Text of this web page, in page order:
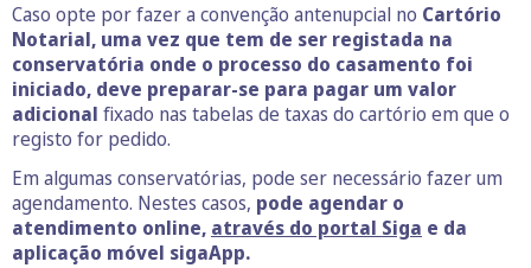
Caso opte por fazer a convenção antenupcial no Cartório
Notarial, uma vez que tem de ser registada na
conservatória onde o processo do casamento foi
iniciado, deve preparar-se para pagar um valor
adicional fixado nas tabelas de taxas do cartório em que o
registo for pedido.
Em algumas conservatórias, pode ser necessário fazer um
agendamento. Nestes casos, pode agendar o
atendimento online, através do portal Siga e da
aplicação móvel sigaApp.